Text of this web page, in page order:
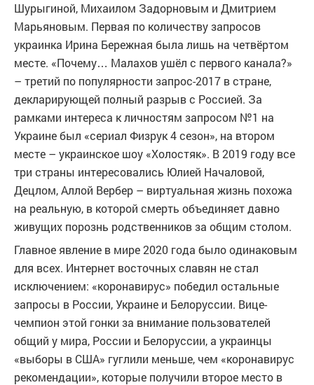
Шурыгиной, Михаилом Задорновым и Дмитрием
Марьяновым. Первая по количеству запросов
украинка Ирина Бережная была лишь на четвёртом
месте. «Почему… Малахов ушёл с первого канала?»
– третий по популярности запрос-2017 в стране,
декларирующей полный разрыв с Россией. За
рамками интереса к личностям запросом №1 на
Украине был «сериал Физрук 4 сезон», на втором
месте – украинское шоу «Холостяк». В 2019 году все
три страны интересовались Юлией Началовой,
Децлом, Аллой Вербер – виртуальная жизнь похожа
на реальную, в которой смерть объединяет давно
живущих порознь родственников за общим столом.
Главное явление в мире 2020 года было одинаковым
для всех. Интернет восточных славян не стал
исключением: «коронавирус» победил остальные
запросы в России, Украине и Белоруссии. Вице-
чемпион этой гонки за внимание пользователей
общий у мира, России и Белоруссии, а украинцы
«выборы в США» гуглили меньше, чем «коронавирус
рекомендации», которые получили второе место в